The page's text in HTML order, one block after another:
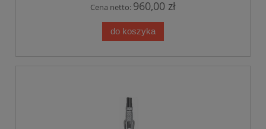
Cena netto: 960,00 zł
do koszyka